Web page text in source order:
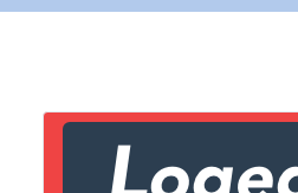
X
Lien vers inscription (sera